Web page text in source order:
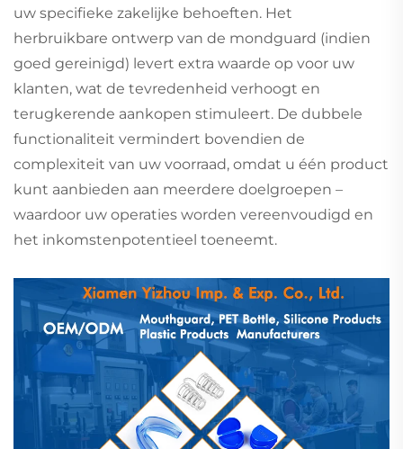
uw specifieke zakelijke behoeften. Het
herbruikbare ontwerp van de mondguard (indien
goed gereinigd) levert extra waarde op voor uw
klanten, wat de tevredenheid verhoogt en
terugkerende aankopen stimuleert. De dubbele
functionaliteit vermindert bovendien de
complexiteit van uw voorraad, omdat u één product
kunt aanbieden aan meerdere doelgroepen –
waardoor uw operaties worden vereenvoudigd en
het inkomstenpotentieel toeneemt.